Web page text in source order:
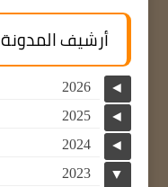
أرشيف المدونة
◄
2026
◄
2025
◄
2024
▼
2023